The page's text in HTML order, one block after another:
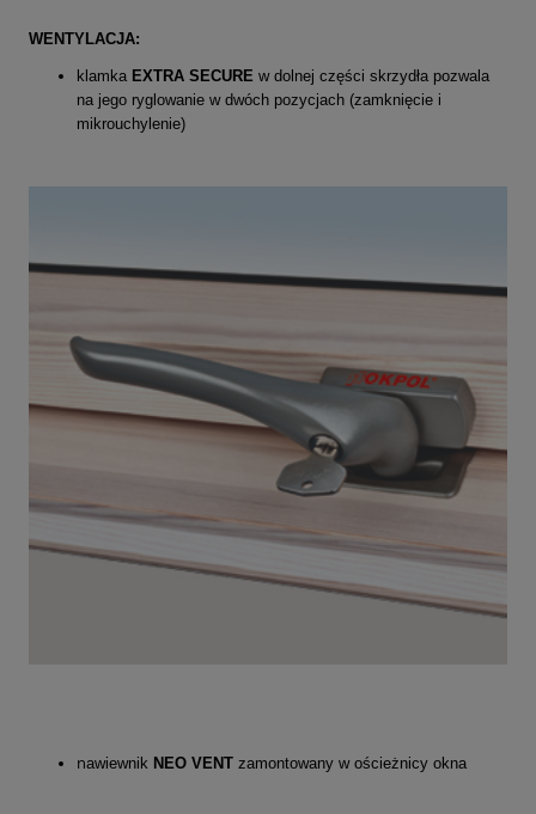
WENTYLACJA:
klamka EXTRA SECURE w dolnej części skrzydła pozwala
na jego ryglowanie w dwóch pozycjach (zamknięcie i
mikrouchylenie)
nawiewnik NEO VENT zamontowany w ościeżnicy okna